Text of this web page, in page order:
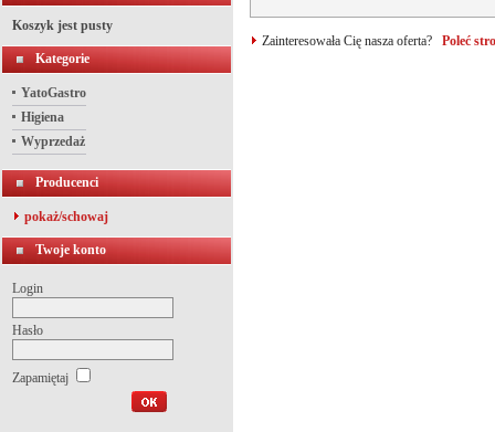
Koszyk jest pusty
Kategorie
YatoGastro
Higiena
Wyprzedaż
Producenci
pokaż/schowaj
Twoje konto
Login
Hasło
Zapamiętaj
Zainteresowała Cię nasza oferta? Poleć